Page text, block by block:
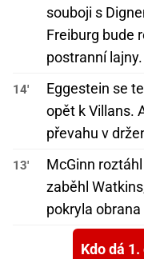
souboji s
Freiburg bude
postranní lajny.
14'
Eggestein se
opět k Villans.
převahu v
13'
McGinn
zaběhl
pokryla
Kdo dá